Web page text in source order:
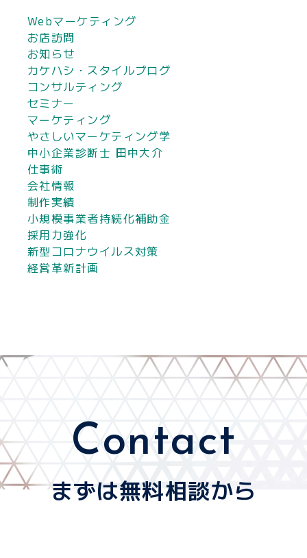
Webマーケティング
お店訪問
お知らせ
カケハシ・スタイルブログ
コンサルティング
セミナー
マーケティング
やさしいマーケティング学
中小企業診断士 田中大介
仕事術
会社情報
制作実績
小規模事業者持続化補助金
採用力強化
新型コロナウイルス対策
経営革新計画
Contact
まずは無料相談から